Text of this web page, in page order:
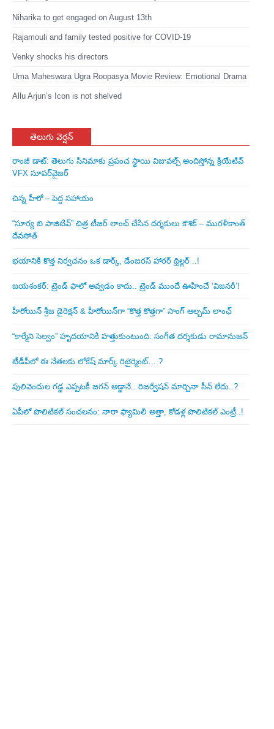
Niharika to get engaged on August 13th
Rajamouli and family tested positive for COVID-19
Venky shocks his directors
Uma Maheswara Ugra Roopasya Movie Review: Emotional Drama
Allu Arjun’s Icon is not shelved
తెలుగు వెర్షన్
రాంజీ డాట్: తెలుగు సినిమాకు ప్రపంచ స్థాయి విజువల్స్ అందిస్తోన్న క్రియేటివ్
VFX సూపర్‌వైజర్
చిన్న హీరో – పెద్ద సహాయం
“సూర్య బి పాజిటివ్” చిత్ర టీజర్ లాంచ్ చేసిన‌ దర్శకులు కౌశిక్ – మురళీకాంత్
దేవసోత్
భయానికి కొత్త నిర్వచనం ఒక డార్క్, డేంజరస్ హారర్ థ్రిల్లర్ ..!
జయశంకర్: ట్రెండ్‌ ఫాలో అవ్వడం కాదు.. ట్రెండ్‌ ముందే ఊహించే ‘విజనరీ’!
హీరోయిన్ శ్రీజ డైరెక్ష‌న్ & హీరోయిన్‌గా “కొత్త కొత్తగా” సాంగ్ ఆల్బమ్ లాంఛ్
“కార్మేని సెల్వం” హృదయానికి హత్తుకుంటుంది: సంగీత దర్శకుడు రామానుజన్
టీడీపీలో ఈ నేత‌ల‌కు లోకేష్ మార్క్ రిటైర్మెంట్‌… ?
పులివెందుల గ‌డ్డ ఎప్ప‌ట‌కీ జ‌గ‌న్ అడ్డానే.. రిజ‌ర్వేష‌న్ మార్చినా సీన్ లేదు..?
ఏపీలో పొలిటిక‌ల్ సంచ‌ల‌నం: నారా ఫ్యామిలీ అత్తా, కోడ‌ళ్ల పొలిటికల్ ఎంట్రీ..!